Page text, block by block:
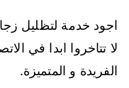
اجود خدمة لتظليل
لا تتاخروا ابدا في
الفريدة و المتميزة.